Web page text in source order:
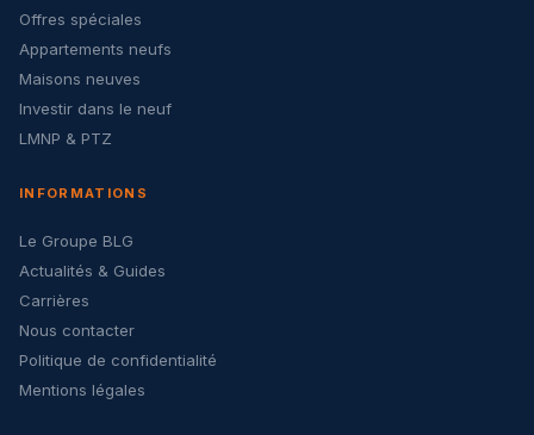
Offres spéciales
Appartements neufs
Maisons neuves
Investir dans le neuf
LMNP & PTZ
INFORMATIONS
Le Groupe BLG
Actualités & Guides
Carrières
Nous contacter
Politique de confidentialité
Mentions légales